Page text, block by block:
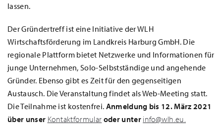
lassen.
Der Gründertreff ist eine Initiative der WLH
Wirtschaftsförderung im Landkreis Harburg GmbH. Die
regionale Plattform bietet Netzwerke und Informationen für
junge Unternehmen, Solo-Selbstständige und angehende
Gründer. Ebenso gibt es Zeit für den gegenseitigen
Austausch. Die Veranstaltung findet als Web-Meeting statt.
Die Teilnahme ist kostenfrei. Anmeldung bis 12. März 2021
über unser Kontaktformular oder unter info@wlh.eu.